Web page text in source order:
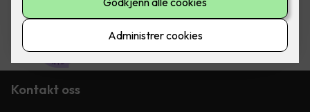
Controls. Pris ferdig montert per kvm.
980,-
Kontakt oss